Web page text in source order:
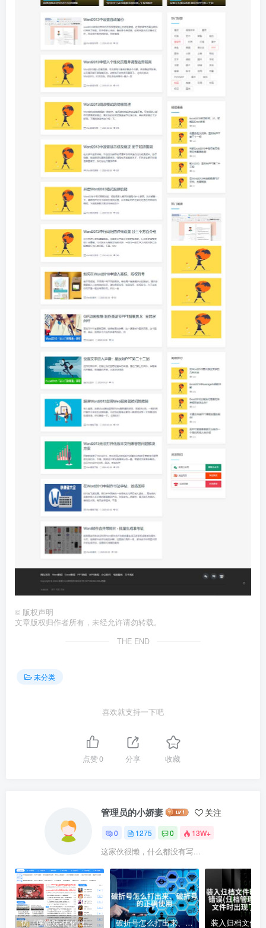
© 版权声明
文章版权归作者所有，未经允许请勿转载。
THE END
未分类
喜欢就支持一下吧
点赞0 分享 收藏
管理员的小娇妻 关注
0 1275 0 13W+
这家伙很懒，什么都没有写...
仿《侠游戏-优化版》源码 游戏软件下载网站模板 帝国cms+采集 破折号怎么打出来、破折号的正确使用